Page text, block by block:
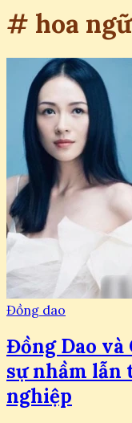
# hoa ngữ
Đồng dao
Đồng Dao và
sự nhầm
nghiệp